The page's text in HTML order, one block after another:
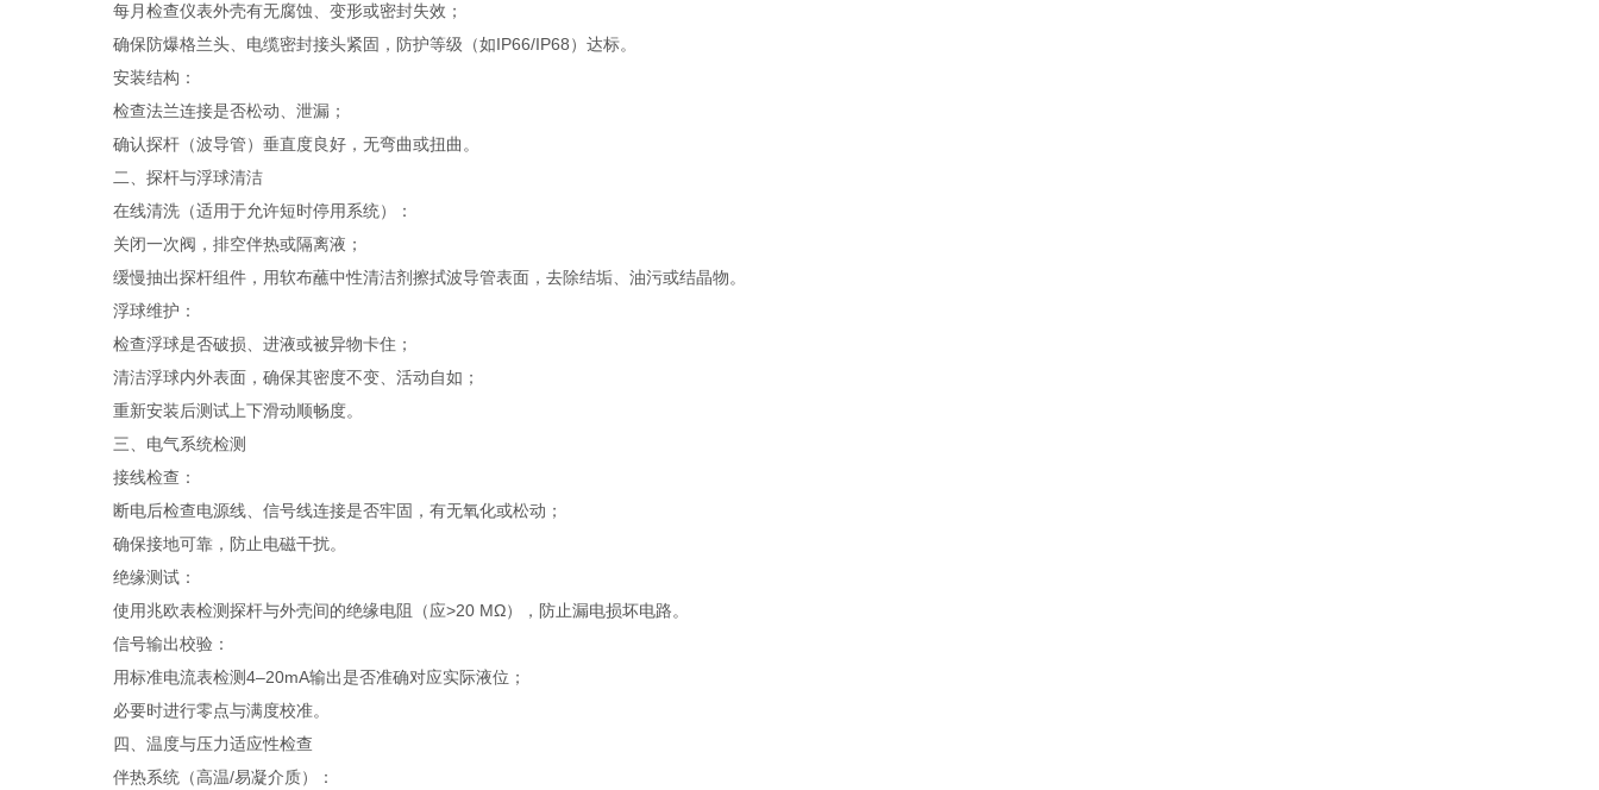
每月检查仪表外壳有无腐蚀、变形或密封失效；
确保防爆格兰头、电缆密封接头紧固，防护等级（如IP66/IP68）达标。
安装结构：
检查法兰连接是否松动、泄漏；
确认探杆（波导管）垂直度良好，无弯曲或扭曲。
二、探杆与浮球清洁
在线清洗（适用于允许短时停用系统）：
关闭一次阀，排空伴热或隔离液；
缓慢抽出探杆组件，用软布蘸中性清洁剂擦拭波导管表面，去除结垢、油污或结晶物。
浮球维护：
检查浮球是否破损、进液或被异物卡住；
清洁浮球内外表面，确保其密度不变、活动自如；
重新安装后测试上下滑动顺畅度。
三、电气系统检测
接线检查：
断电后检查电源线、信号线连接是否牢固，有无氧化或松动；
确保接地可靠，防止电磁干扰。
绝缘测试：
使用兆欧表检测探杆与外壳间的绝缘电阻（应>20 MΩ），防止漏电损坏电路。
信号输出校验：
用标准电流表检测4–20mA输出是否准确对应实际液位；
必要时进行零点与满度校准。
四、温度与压力适应性检查
伴热系统（高温/易凝介质）：